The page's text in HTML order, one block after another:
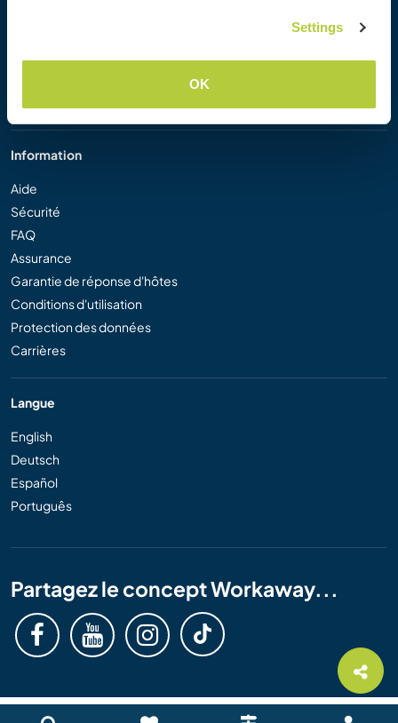
Settings
OK
Information
Aide
Sécurité
FAQ
Assurance
Garantie de réponse d'hôtes
Conditions d'utilisation
Protection des données
Carrières
Langue
English
Deutsch
Español
Português
Partagez le concept Workaway...